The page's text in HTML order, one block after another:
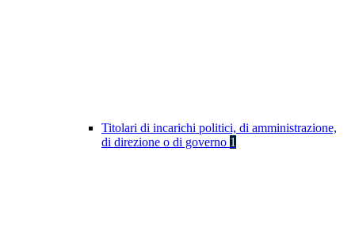
Titolari di incarichi politici, di amministrazione,
di direzione o di governo 1